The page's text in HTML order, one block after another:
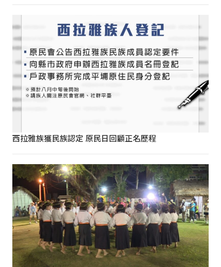
西拉雅族獲民族認定 原民日回顧正名歷程